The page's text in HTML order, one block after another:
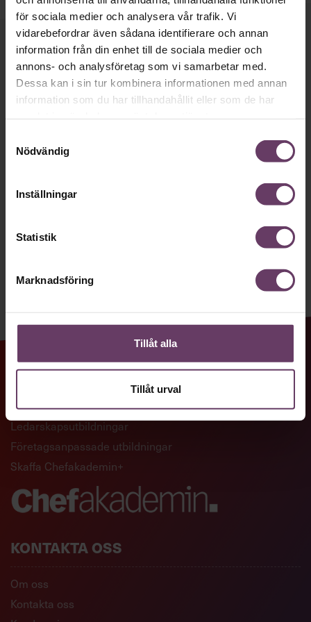
för sociala medier och analysera vår trafik. Vi
vidarebefordrar även sådana identifierare och annan
information från din enhet till de sociala medier och
annons- och analysföretag som vi samarbetar med.
Dessa kan i sin tur kombinera informationen med annan
information som du har tillhandahållit eller som de har
Nödvändig
Inställningar
Statistik
Marknadsföring
Tillåt alla
Tillåt urval
Håll dig uppdaterad med våra
nyhetsbrev!
Våra populära nyhetsbrev samlar varje
vecka det bästa från Chef och
Chefakademin. Ledarskapsnytta och
inspiration för dig som är chef, ledare
och/eller HR. Missa inget – börja
prenumerera idag! Det är helt kostnadsfritt.
GENVÄGAR
Artiklar och reportage
Ledarskapsutbildningar
Företagsanpassade utbildningar
Skaffa Chefakademin+
KONTAKTA OSS
Om oss
Kontakta oss